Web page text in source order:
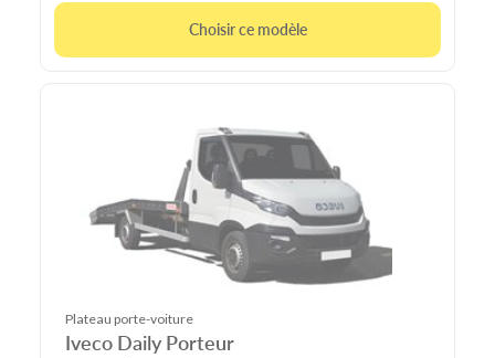
Choisir ce modèle
Plateau porte-voiture
Iveco Daily Porteur